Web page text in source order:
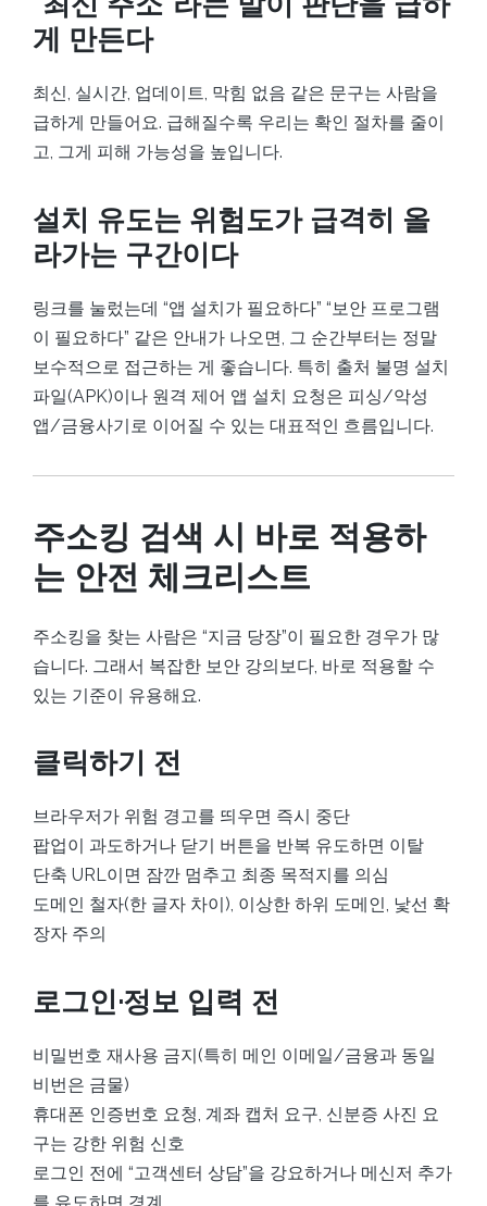
게 만든다
최신, 실시간, 업데이트, 막힘 없음 같은 문구는 사람을
급하게 만들어요. 급해질수록 우리는 확인 절차를 줄이
고, 그게 피해 가능성을 높입니다.
설치 유도는 위험도가 급격히 올
라가는 구간이다
링크를 눌렀는데 “앱 설치가 필요하다” “보안 프로그램
이 필요하다” 같은 안내가 나오면, 그 순간부터는 정말
보수적으로 접근하는 게 좋습니다. 특히 출처 불명 설치
파일(APK)이나 원격 제어 앱 설치 요청은 피싱/악성
앱/금융사기로 이어질 수 있는 대표적인 흐름입니다.
주소킹 검색 시 바로 적용하
는 안전 체크리스트
주소킹을 찾는 사람은 “지금 당장”이 필요한 경우가 많
습니다. 그래서 복잡한 보안 강의보다, 바로 적용할 수
있는 기준이 유용해요.
클릭하기 전
브라우저가 위험 경고를 띄우면 즉시 중단
팝업이 과도하거나 닫기 버튼을 반복 유도하면 이탈
단축 URL이면 잠깐 멈추고 최종 목적지를 의심
도메인 철자(한 글자 차이), 이상한 하위 도메인, 낯선 확
장자 주의
로그인·정보 입력 전
비밀번호 재사용 금지(특히 메인 이메일/금융과 동일
비번은 금물)
휴대폰 인증번호 요청, 계좌 캡처 요구, 신분증 사진 요
구는 강한 위험 신호
로그인 전에 “고객센터 상담”을 강요하거나 메신저 추가
를 유도하면 경계